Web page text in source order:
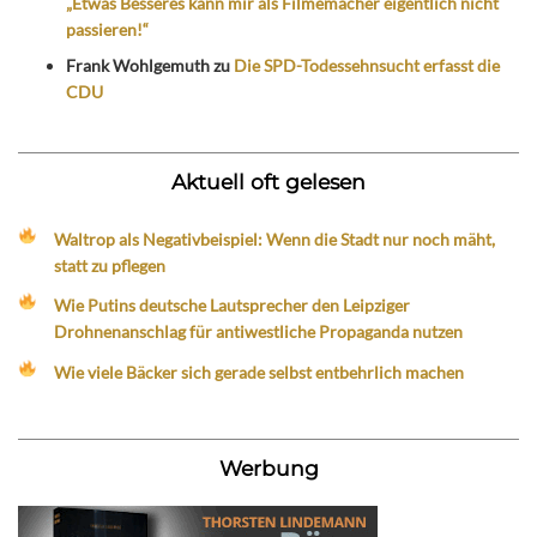
passieren!“
Frank Wohlgemuthzu Die SPD-Todessehnsucht erfasst die
CDU
Aktuell oft gelesen
Waltrop als Negativbeispiel: Wenn die Stadt nur noch mäht,
statt zu pflegen
Wie Putins deutsche Lautsprecher den Leipziger
Drohnenanschlag für antiwestliche Propaganda nutzen
Wie viele Bäcker sich gerade selbst entbehrlich machen
Werbung